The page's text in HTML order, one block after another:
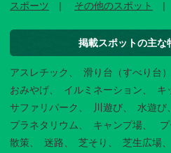
スポーツ
その他のスポット
掲載スポットの主な
アスレチック 滑り台（すべり台）
おみやげ
イルミネーション キ
サファリパーク
川遊び 水遊び
プラネタリウム
キャンプ場
散策
迷路 芝そり 芝生広場